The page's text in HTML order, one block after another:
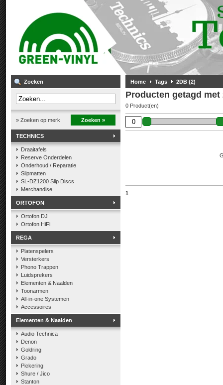
Zoeken
» Zoeken op merk Zoeken »
TECHNICS
Draaitafels
Reserve Onderdelen
Onderhoud / Reparatie
Slipmatten
SL-DZ1200 Slip Discs
Merchandise
ORTOFON
Ortofon DJ
Ortofon HiFi
REGA
Platenspelers
Versterkers
Phono Trappen
Luidsprekers
Elementen & Naalden
Toonarmen
All-in-one Systemen
Accessoires
Elementen & Naalden
Audio Technica
Denon
Goldring
Grado
Pickering
Shure / Jico
Stanton
Home Tags 2DB (2)
Producten getagd met
0 Product(en)
1